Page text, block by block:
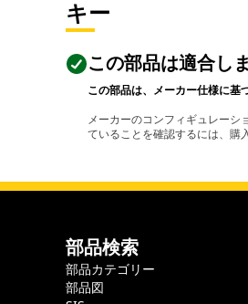
キー
この部品は適合し
この部品は、メーカー仕様に基
メーカーのコンフィギュレーシ
ていることを確認するには、購
部品検索
部品カテゴリー
部品図